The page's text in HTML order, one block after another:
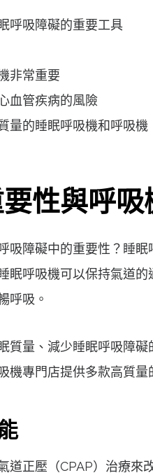
呼吸障礙的重要工具
非常重要
血管疾病的風險
量的睡眠呼吸機和呼吸機
性與呼
吸障礙中的重要性？睡
眠呼吸機可以保持氣道
呼吸。
質量、減少睡眠呼吸障
機專門店提供多款高質
道正壓（CPAP）治療